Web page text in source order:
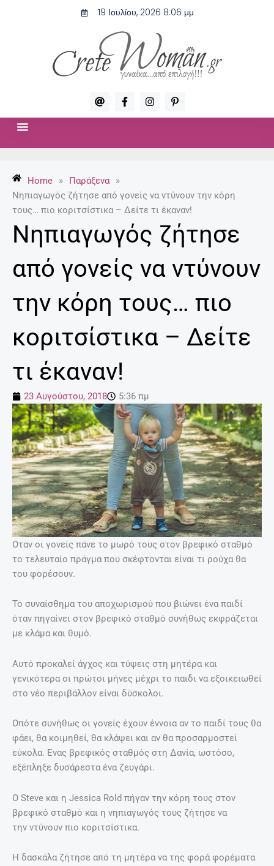
19 Ιουλίου, 2026 8:06 μμ
A
t
F
a
c
I
n
s
P
i
n
p
Home » Παράξενα
»
Νηπιαγωγός ζήτησε από γονείς να ντύνουν την κόρη
τους… πιο κοριτσίστικα – Δείτε τι έκαναν!
Νηπιαγωγός ζήτησε
από γονείς να ντύνουν
την κόρη τους… πιο
κοριτσίστικα – Δείτε
τι έκαναν!
23 Αυγούστου, 2018 5:36 πμ
Οταν οι γονείς πάνε το μωρό τους στον βρεφικό σταθμό
το τελευταίο πράγμα που σκέφτονται είναι τι ρούχα θα
του φορέσουν.
Το συναίσθημα του αποχωρισμού που βιώνει ένα παιδί
όταν πηγαίνει στον βρεφικό σταθμό συνήθως εκφράζεται
με κλάμα και θυμό.
Αυτό προκαλεί άγχος και τύψεις στη μητέρα και
γενικότερα οι πρώτοι μήνες μέχρι το παιδι να εξοικειωθεί
στο νέο περιβάλλον είναι δύσκολοι.
Οπότε συνήθως οι γονείς έχουν έννοια αν το παιδί τους θα
φάει, θα κοιμηθεί, θα κλάψει και αν θα προσαρμοστεί
εύκολα. Ενας βρεφικός σταθμός στη Δανία, ωστόσο,
εξέπληξε δυσάρεστα ένα ζευγάρι.
Ο Steve και η Jessica Rold πήγαν την κόρη τους στον
βρεφικό σταθμό και η νηπιαγωγός τους ζήτησε να
την ντύνουν πιο κοριτσίστικα.
Η δασκάλα ζήτησε από τη μητέρα να της φορά φορέματα